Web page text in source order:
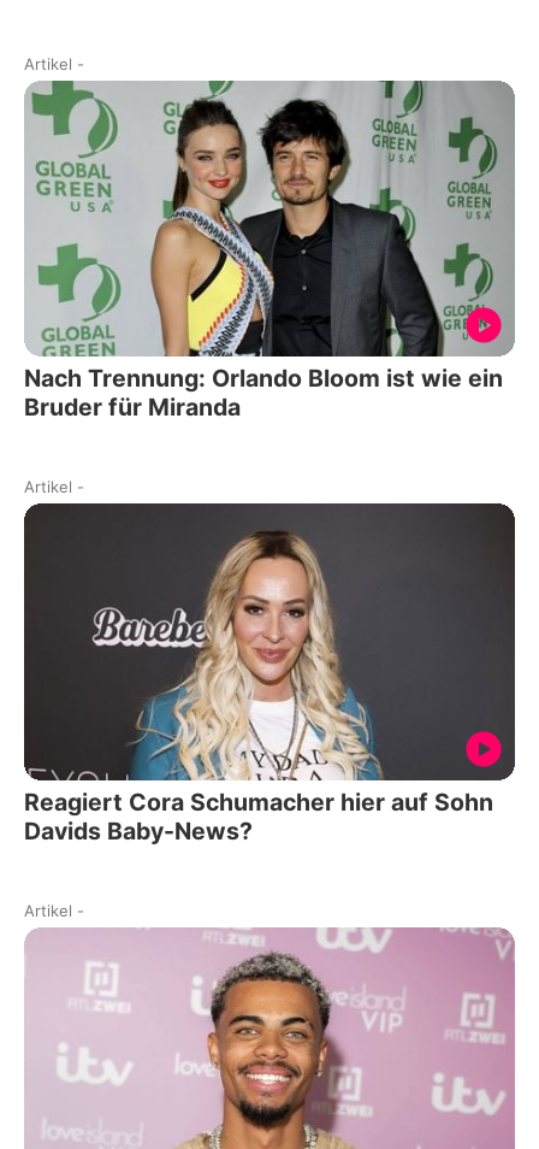
Artikel -
Nach Trennung: Orlando Bloom ist wie ein
Bruder für Miranda
Artikel -
Reagiert Cora Schumacher hier auf Sohn
Davids Baby-News?
Artikel -